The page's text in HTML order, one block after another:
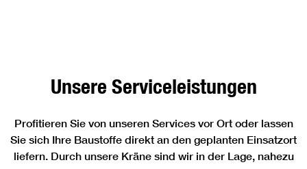
Unsere Serviceleistungen
Profitieren Sie von unseren Services vor Ort oder lassen
Sie sich Ihre Baustoffe direkt an den geplanten Einsatzort
liefern. Durch unsere Kräne sind wir in der Lage, nahezu